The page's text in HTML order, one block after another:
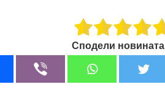
Сподели новината